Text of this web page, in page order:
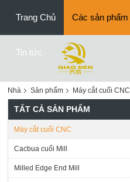
Trang Chủ Các sản phẩm
Tin tức
Nhà Sản phẩm Máy cắt cuối CNC
TẤT CẢ SẢN PHẨM
Máy cắt cuối CNC
Cacbua cuối Mill
Milled Edge End Mill